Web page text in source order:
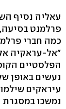
עאליה נסיף
פרלמנט
כמה חברי
"אל-עראקיה
הפלסטיים
נעשים באופן
עיראקים
נמשכו במסגרת